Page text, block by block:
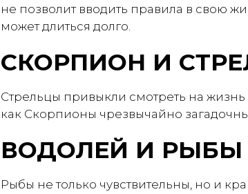
не позволит вводить правила в свою
может длиться долго.
СКОРПИОН И
Стрельцы привыкли смотреть на
как Скорпионы чрезвычайно
ВОДОЛЕЙ И РЫБЫ
Рыбы не только чувствительны, но и